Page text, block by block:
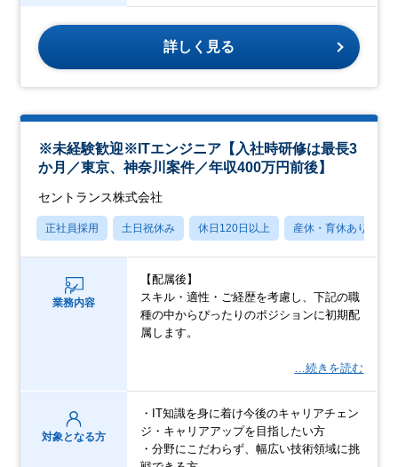
詳しく見る
※未経験歓迎※ITエンジニア【入社時研修は最長3
か月／東京、神奈川案件／年収400万円前後】
セントランス株式会社
正社員採用 土日祝休み 休日120日以上 産休・育休あり
業務内容
【配属後】
スキル・適性・ご経歴を考慮し、下記の職
種の中からぴったりのポジションに初期配
属します。
…続きを読む
対象となる方
・IT知識を身に着け今後のキャリアチェン
ジ・キャリアアップを目指したい方
・分野にこだわらず、幅広い技術領域に挑